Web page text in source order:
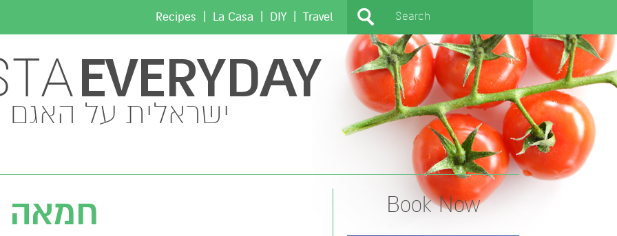
Travel
|
DIY
|
La Casa
|
Recipes
EVERYDAY
ישראלית על האגם
Book Now חמאה